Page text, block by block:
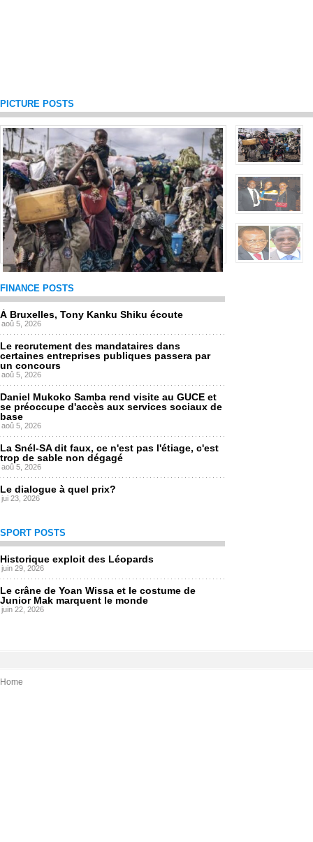
PICTURE POSTS
Le Congo est de retour
lun, 29/04/2024 - 23:36
FINANCE POSTS
À Bruxelles, Tony Kanku Shiku écoute
aoû 5, 2026
Le recrutement des mandataires dans
certaines entreprises publiques passera par
un concours
aoû 5, 2026
Daniel Mukoko Samba rend visite au GUCE et
se préoccupe d'accès aux services sociaux de
base
aoû 5, 2026
La Snél-SA dit faux, ce n'est pas l'étiage, c'est
trop de sable non dégagé
aoû 5, 2026
Le dialogue à quel prix?
jui 23, 2026
SPORT POSTS
Historique exploit des Léopards
juin 29, 2026
Le crâne de Yoan Wissa et le costume de
Junior Mak marquent le monde
juin 22, 2026
Home